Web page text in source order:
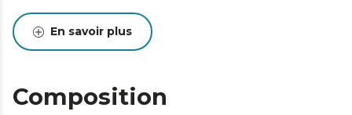
Si vous avez des animaux de compagnie, cet accessoire
est au poil. Avec l'accessoire Pet Style, vous pourrez
brosser votre ami à poils, attraper les poils lâches et les
recoins.
En savoir plus
Composition